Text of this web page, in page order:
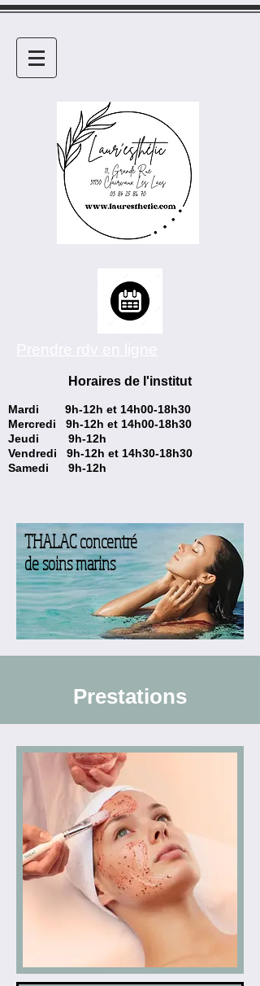
Horaires de l'institut
Mardi 9h-12h et 14h00-18h30
Mercredi 9h-12h et 14h00-18h30
Jeudi 9h-12h
Vendredi 9h-12h et 14h30-18h30
Samedi 9h-12h
THALAC concentré
de soins marins
Prestations
Prestations